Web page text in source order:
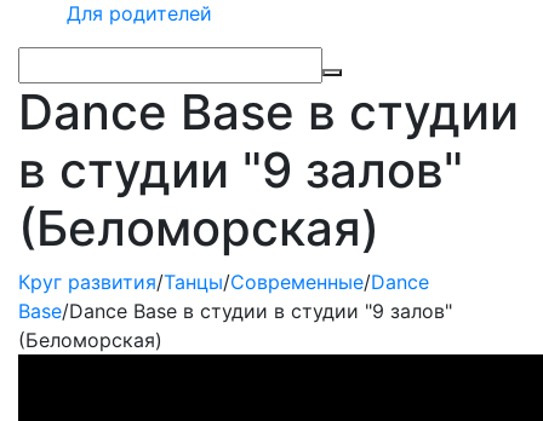
Для родителей
Dance Base в студии
в студии "9 залов"
(Беломорская)
Круг развития/Танцы/Современные/Dance
Base/Dance Base в студии в студии "9 залов"
(Беломорская)